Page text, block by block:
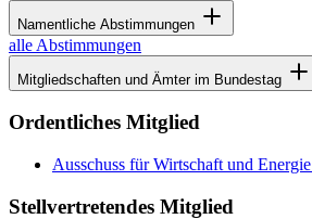
Namentliche Abstimmungen
alle Abstimmungen
Mitgliedschaften und Ämter im Bundestag
Ordentliches Mitglied
Ausschuss für Wirtschaft und Energie
Stellvertretendes Mitglied